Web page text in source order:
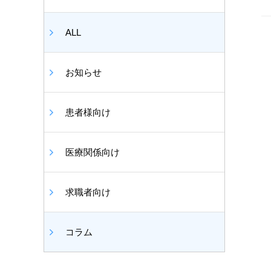
ALL
お知らせ
患者様向け
医療関係向け
求職者向け
コラム